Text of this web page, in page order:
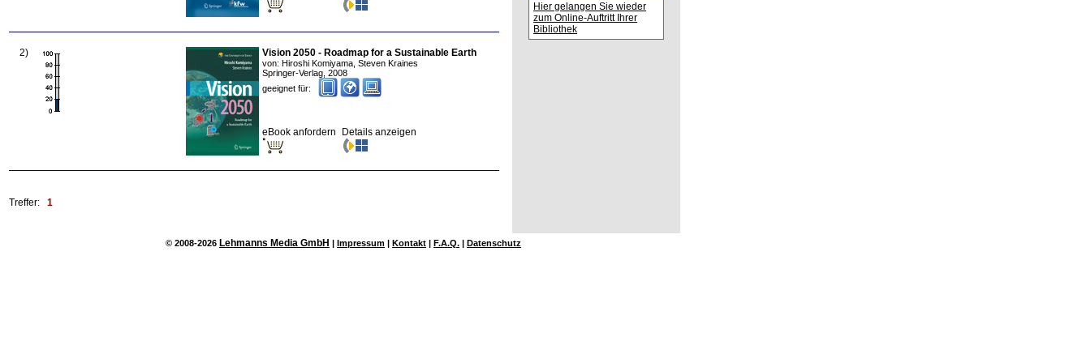
2) Vision 2050 - Roadmap for a Sustainable Earth
von: Hiroshi Komiyama, Steven Kraines
Springer-Verlag 2008
geeignet für:
eBook anfordern Details anzeigen
Treffer: 1
Hier gelangen Sie wieder
zum Online-Auftritt Ihrer
Bibliothek
© 2008-2026 Lehmanns Media GmbH | Impressum | Kontakt | F.A.Q. | Datenschutz